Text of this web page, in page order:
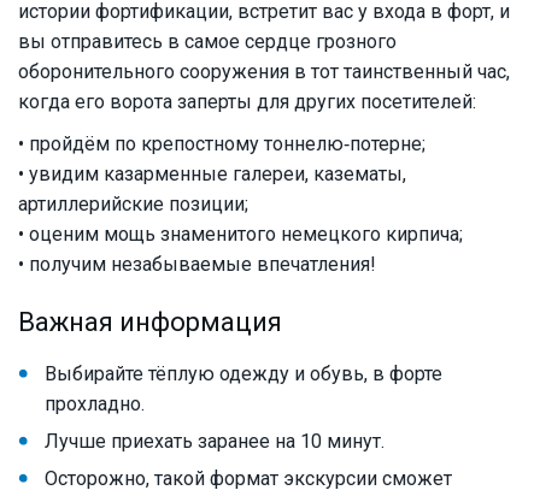
истории фортификации, встретит вас у входа в форт, и
вы отправитесь в самое сердце грозного
оборонительного сооружения в тот таинственный час,
когда его ворота заперты для других посетителей:
• пройдём по крепостному тоннелю‑потерне;
• увидим казарменные галереи, казематы,
артиллерийские позиции;
• оценим мощь знаменитого немецкого кирпича;
• получим незабываемые впечатления!
Важная информация
Выбирайте тёплую одежду и обувь, в форте
прохладно.
Лучше приехать заранее на 10 минут.
Осторожно, такой формат экскурсии сможет